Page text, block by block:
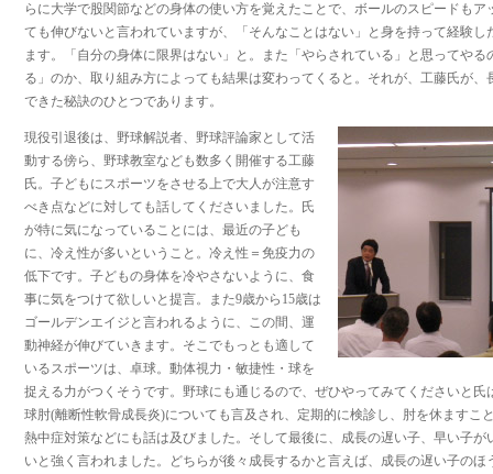
らに大学で股関節などの身体の使い方を覚えたことで、ボールのスピードもア
ても伸びないと言われていますが、「そんなことはない」と身を持って経験し
ます。「自分の身体に限界はない」と。また「やらされている」と思ってやる
る」のか、取り組み方によっても結果は変わってくると。それが、工藤氏が、
できた秘訣のひとつであります。
現役引退後は、野球解説者、野球評論家として活
動する傍ら、野球教室なども数多く開催する工藤
氏。子どもにスポーツをさせる上で大人が注意す
べき点などに対しても話してくださいました。氏
が特に気になっていることには、最近の子ども
に、冷え性が多いということ。冷え性＝免疫力の
低下です。子どもの身体を冷やさないように、食
事に気をつけて欲しいと提言。また9歳から15歳は
ゴールデンエイジと言われるように、この間、運
動神経が伸びていきます。そこでもっとも適して
いるスポーツは、卓球。動体視力・敏捷性・球を
捉える力がつくそうです。野球にも通じるので、ぜひやってみてくださいと氏
球肘(離断性軟骨成長炎)についても言及され、定期的に検診し、肘を休ますこ
熱中症対策などにも話は及びました。そして最後に、成長の遅い子、早い子が
いと強く言われました。どちらが後々成長するかと言えば、成長の遅い子のほ